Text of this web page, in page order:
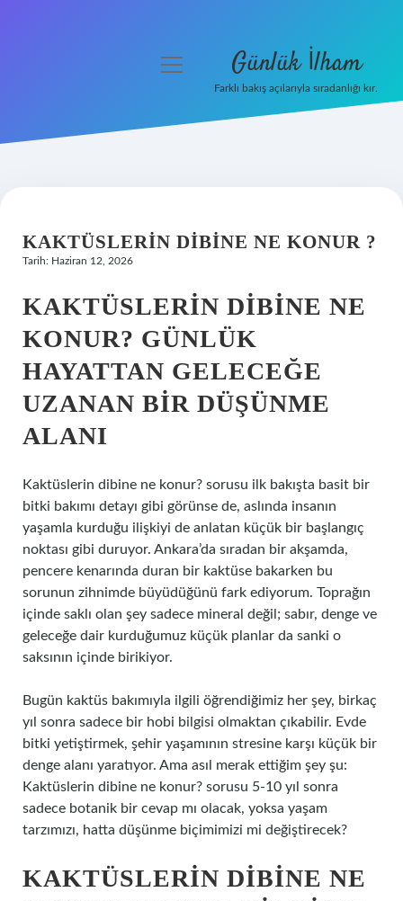
Hakkımızda
menüyü
Günlük İlham
Farklı bakış açılarıyla sıradanlığı kır.
KAKTÜSLERIN DIBINE NE KONUR ?
Tarih: Haziran 12, 2026
KAKTÜSLERIN DIBINE NE
KONUR? GÜNLÜK
HAYATTAN GELECEĞE
UZANAN BIR DÜŞÜNME
ALANI
Kaktüslerin dibine ne konur? sorusu ilk bakışta basit bir
bitki bakımı detayı gibi görünse de, aslında insanın
yaşamla kurduğu ilişkiyi de anlatan küçük bir başlangıç
noktası gibi duruyor. Ankara’da sıradan bir akşamda,
pencere kenarında duran bir kaktüse bakarken bu
sorunun zihnimde büyüdüğünü fark ediyorum. Toprağın
içinde saklı olan şey sadece mineral değil; sabır, denge ve
geleceğe dair kurduğumuz küçük planlar da sanki o
saksının içinde birikiyor.
Bugün kaktüs bakımıyla ilgili öğrendiğimiz her şey, birkaç
yıl sonra sadece bir hobi bilgisi olmaktan çıkabilir. Evde
bitki yetiştirmek, şehir yaşamının stresine karşı küçük bir
denge alanı yaratıyor. Ama asıl merak ettiğim şey şu:
Kaktüslerin dibine ne konur? sorusu 5-10 yıl sonra
sadece botanik bir cevap mı olacak, yoksa yaşam
tarzımızı, hatta düşünme biçimimizi mi değiştirecek?
KAKTÜSLERIN DIBINE NE